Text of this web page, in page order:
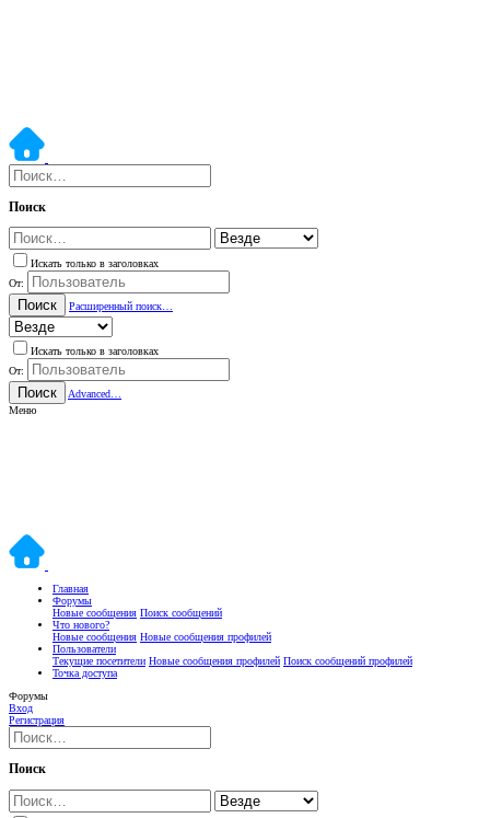
Поиск
Искать только в заголовках
От:
Поиск Расширенный поиск…
Искать только в заголовках
От:
Поиск
Advanced…
Меню
Главная
Форумы
Новые сообщения Поиск сообщений
Что нового?
Новые сообщения Новые сообщения профилей
Пользователи
Текущие посетители Новые сообщения профилей Поиск сообщений профилей
Точка доступа
Форумы
Вход
Регистрация
Поиск